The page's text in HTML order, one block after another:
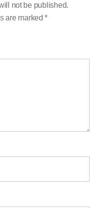
not be published.
are marked*